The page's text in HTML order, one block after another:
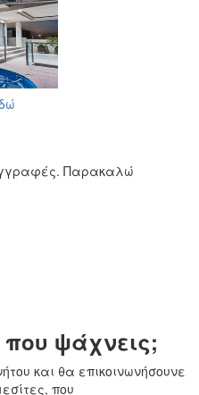
Παρακαλώ
ψάχνεις;
και θα επικοινωνήσουνε
που